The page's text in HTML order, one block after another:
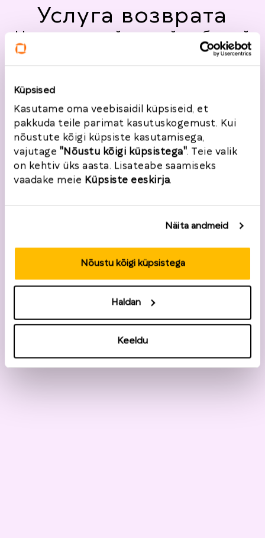
Küpsised
Kasutame oma veebisaidil küpsiseid, et
pakkuda teile parimat kasutuskogemust. Kui
nõustute kõigi küpsiste kasutamisega,
vajutage "Nõustu kõigi küpsistega". Teie valik
on kehtiv üks aasta. Lisateabe saamiseks
vaadake meie Küpsiste eeskirja.
Näita andmeid
Nõustu kõigi küpsistega
Haldan
Keeldu
Услуга возврата
Не можете найти свой любимый
интернет-магазин?
магазине Вы бы хотели пользоваться
услугой возврата товаров Omniva!